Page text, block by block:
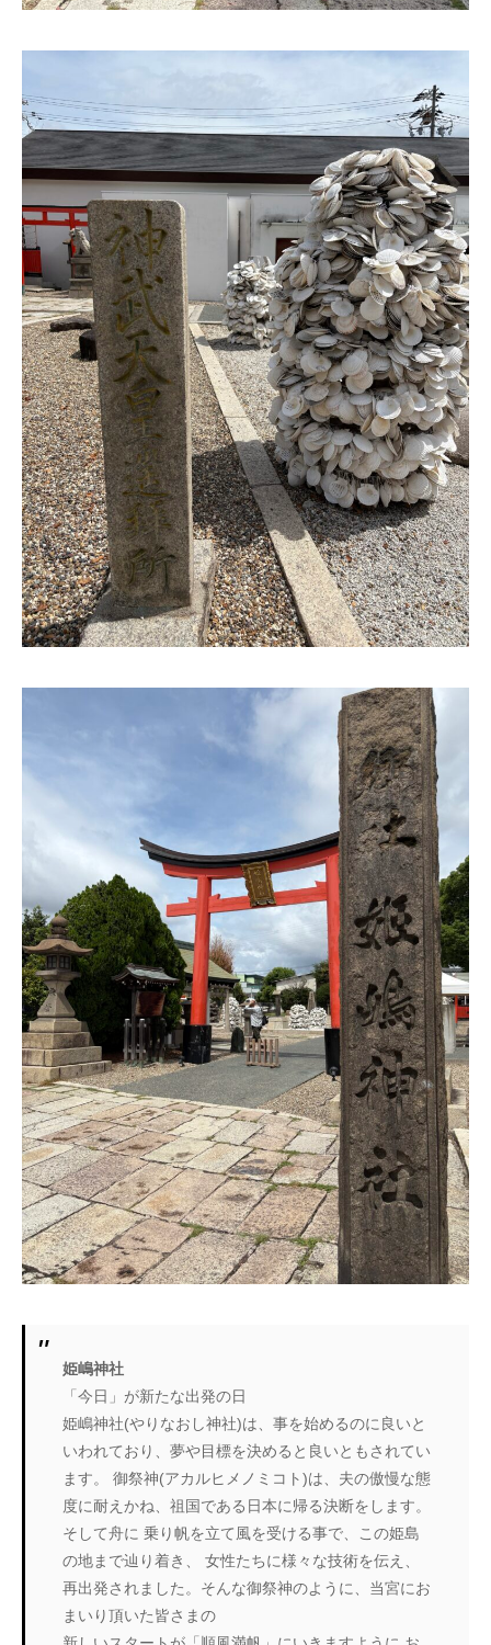
姫嶋神社
「今日」が新たな出発の日
姫嶋神社(やりなおし神社)は、事を始めるのに良いと
いわれており、夢や目標を決めると良いともされてい
ます。 御祭神(アカルヒメノミコト)は、夫の傲慢な態
度に耐えかね、祖国である日本に帰る決断をします。
そして舟に 乗り帆を立て風を受ける事で、この姫島
の地まで辿り着き、 女性たちに様々な技術を伝え、
再出発されました。そんな御祭神のように、当宮にお
まいり頂いた皆さまの